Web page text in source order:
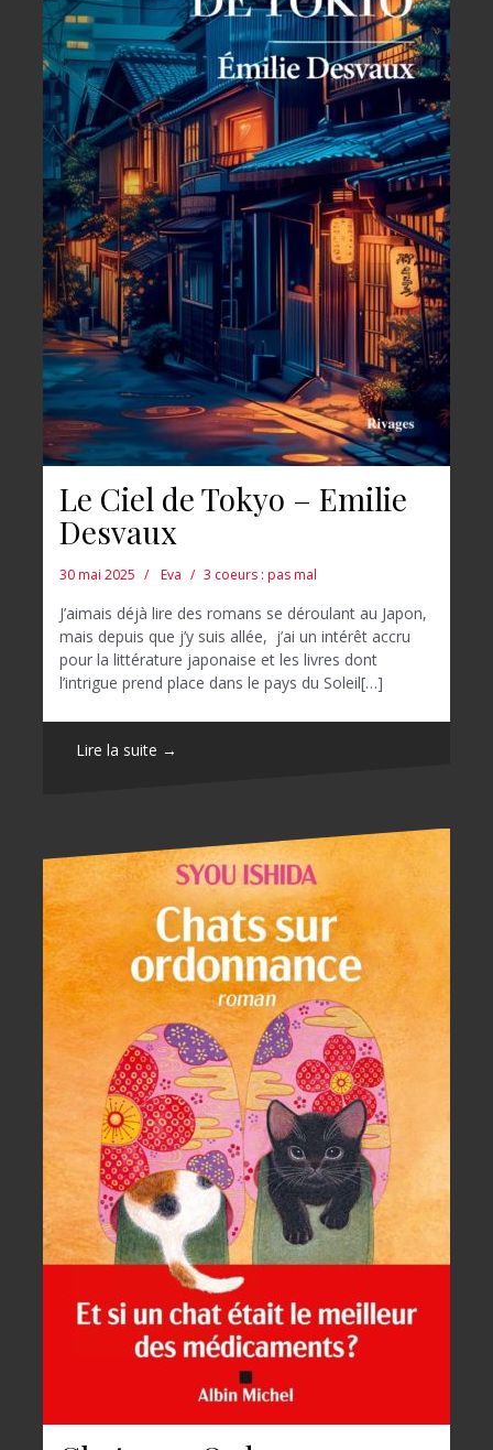
Le Ciel de Tokyo – Emilie
Desvaux
30 mai 2025 Eva 3 coeurs : pas mal
J’aimais déjà lire des romans se déroulant au Japon,
mais depuis que j’y suis allée, j’ai un intérêt accru
pour la littérature japonaise et les livres dont
l’intrigue prend place dans le pays du Soleil[…]
Lire la suite →